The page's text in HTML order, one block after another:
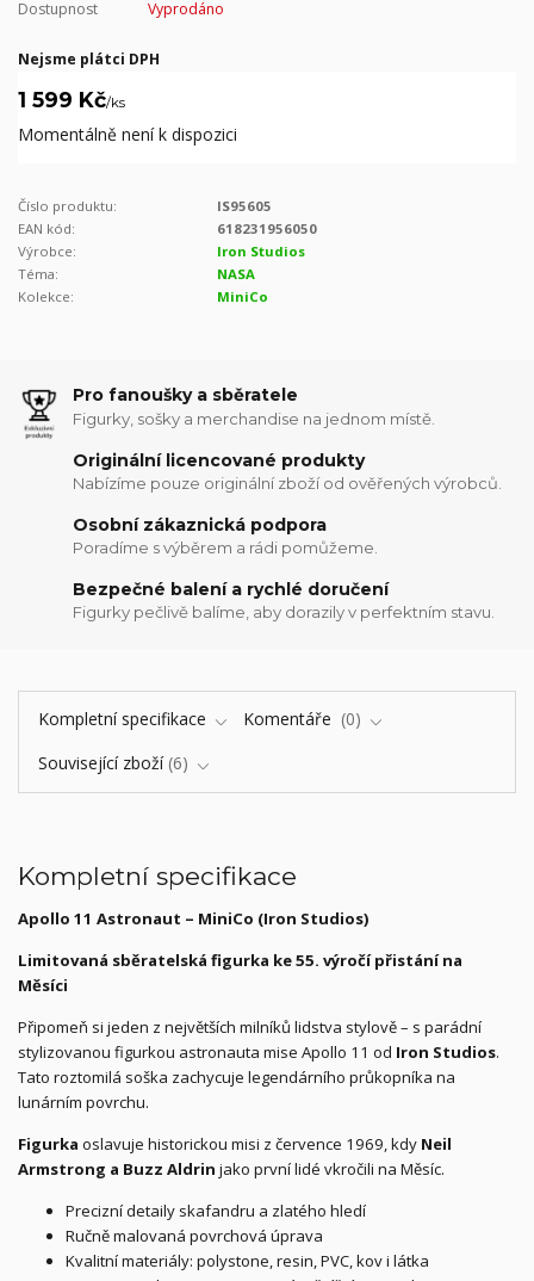
Dostupnost Vyprodáno
Nejsme plátci DPH
1 599 Kč/ks
Momentálně není k dispozici
Číslo produktu:
IS95605
EAN kód:
618231956050
Výrobce:
Iron Studios
Téma:
NASA
Kolekce:
MiniCo
Pro fanoušky a sběratele
Figurky, sošky a merchandise na jednom místě.
Originální licencované produkty
Nabízíme pouze originální zboží od ověřených výrobců.
Osobní zákaznická podpora
Poradíme s výběrem a rádi pomůžeme.
Bezpečné balení a rychlé doručení
Figurky pečlivě balíme, aby dorazily v perfektním stavu.
Kompletní specifikace Komentáře
0
Související zboží 6
Kompletní specifikace
Apollo 11 Astronaut – MiniCo (Iron Studios)
Limitovaná sběratelská figurka ke 55. výročí přistání na
Měsíci
Připomeň si jeden z největších milníků lidstva stylově – s parádní
stylizovanou figurkou astronauta mise Apollo 11 od Iron Studios.
Tato roztomilá soška zachycuje legendárního průkopníka na
lunárním povrchu.
Figurka oslavuje historickou misi z července 1969, kdy Neil
Armstrong a Buzz Aldrin jako první lidé vkročili na Měsíc.
Precizní detaily skafandru a zlatého hledí
Ručně malovaná povrchová úprava
Kvalitní materiály: polystone, resin, PVC, kov i látka